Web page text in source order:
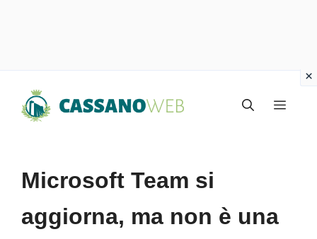
Menu
Microsoft Team si
aggiorna, ma non è una